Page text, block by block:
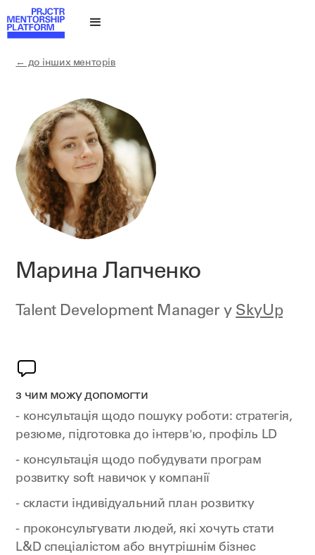
← до інших менторів
Марина Лапченко
Talent Development Manager у SkyUp
з чим можу допомогти
- консультація щодо пошуку роботи: стратегія,
резюме, підготовка до інтерв'ю, профіль LD
- консультація щодо побудувати програм
розвитку soft навичок у компанії
- скласти індивідуальний план розвитку
- проконсультувати людей, які хочуть стати
L&D спеціалістом або внутрішнім бізнес